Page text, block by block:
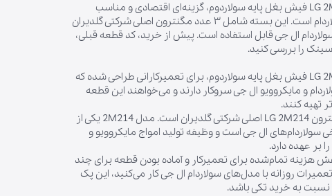
پک ۳ عددی مگنترون LG 2M214 فیش بغل پایه سولاردوم، گزینه‌ای اقتصادی و مناسب
تعمیرکاران مایکروویو و سولاردام است. این بسته شامل ۳ عدد مگنترون اصلی شرکتی گلدیران
ال جی قابل استفاده است. پیش از خرید، کد قطعه قبلی،
را بررسی کنید.
پک ۳ عددی مگنترون LG 2M214 فیش بغل پایه سولاردوم، برای تعمیرکارانی طراحی شده که
و مایکروویو ال جی سروکار دارند و می‌خواهند این قطعه
تهیه کنند.
این بسته شامل ۳ عدد مگنترون LG 2M214 اصلی شرکتی گلدیران است. مدل 2M214 یکی از
سولاردام‌های ال جی است و وظیفه تولید امواج مایکروویو و
بر عهده دارد.
هزینه تمام‌شده برای تعمیرکار و آماده بودن قطعه برای چند
روزانه با مدل‌های سولاردام ال جی کار می‌کنید، این پک
نسبت به خرید تکی باشد.